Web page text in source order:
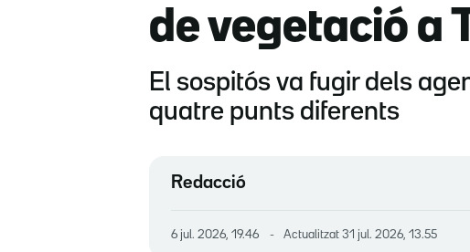
de vegetació a
El sospitós va fugir dels
quatre punts diferents
Redacció
6 jul. 2026, 19.46 Actualitzat 31 jul. 2026, 13.55